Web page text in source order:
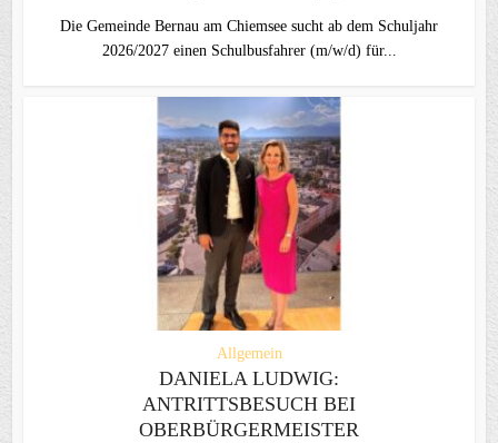
Die Gemeinde Bernau am Chiemsee sucht ab dem Schuljahr
2026/2027 einen Schulbusfahrer (m/w/d) für...
Allgemein
DANIELA LUDWIG:
ANTRITTSBESUCH BEI
OBERBÜRGERMEISTER